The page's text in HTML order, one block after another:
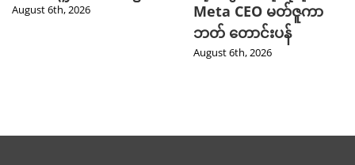
August 6th, 2026
Meta CEO မတ်ဇူကာ
ဘတ် တောင်းပန်
August 6th, 2026